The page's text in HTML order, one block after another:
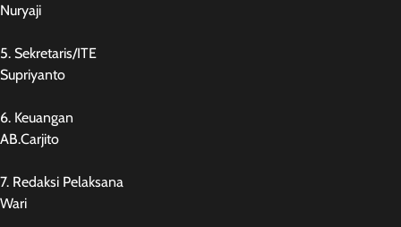
Nuryaji
5. Sekretaris/ITE
Supriyanto
6. Keuangan
AB.Carjito
7. Redaksi Pelaksana
Wari